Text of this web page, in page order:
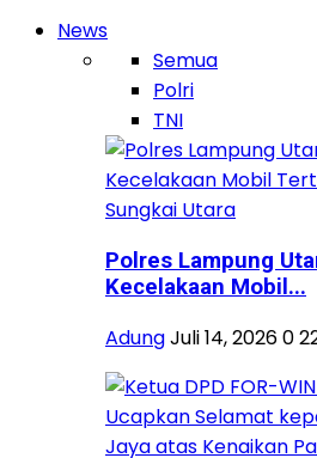
News
Semua
Polri
TNI
Polres Lampung
Kecelakaan Mobil...
AdungJuli 14, 20260